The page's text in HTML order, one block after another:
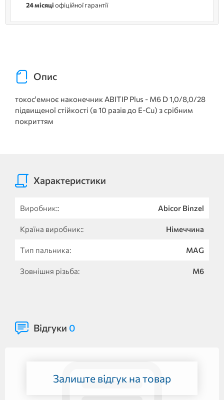
24 місяціофіційної гарантії
Опис
токос'емноє наконечник ABITIP Plus - M6 D 1,0/8,0/28
підвищеної стійкості (в 10 разів до E-Cu) з срібним
покриттям
Характеристики
Виробник:: Abicor Binzel
Країна виробник:: Німеччина
Тип пальника: MAG
Зовнішня різьба: M6
Відгуки 0
Залиште відгук на товар